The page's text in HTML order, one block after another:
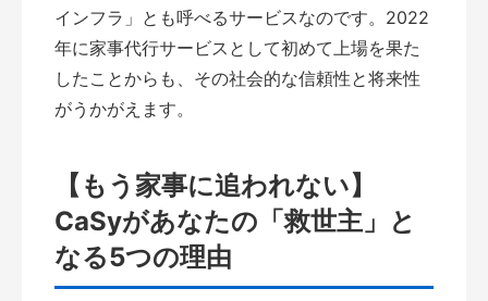
インフラ」とも呼べるサービスなのです。2022
年に家事代行サービスとして初めて上場を果た
したことからも、その社会的な信頼性と将来性
がうかがえます。
【もう家事に追われない】
CaSyがあなたの「救世主」と
なる5つの理由